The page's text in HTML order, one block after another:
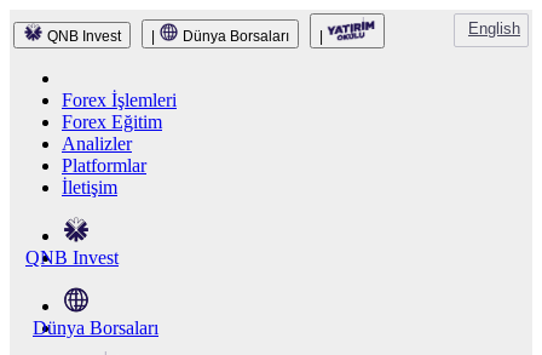
QNB Invest Dünya Borsaları English
Forex İşlemleri
Forex Eğitim
Analizler
Platformlar
İletişim
QNB Invest
Dünya Borsaları